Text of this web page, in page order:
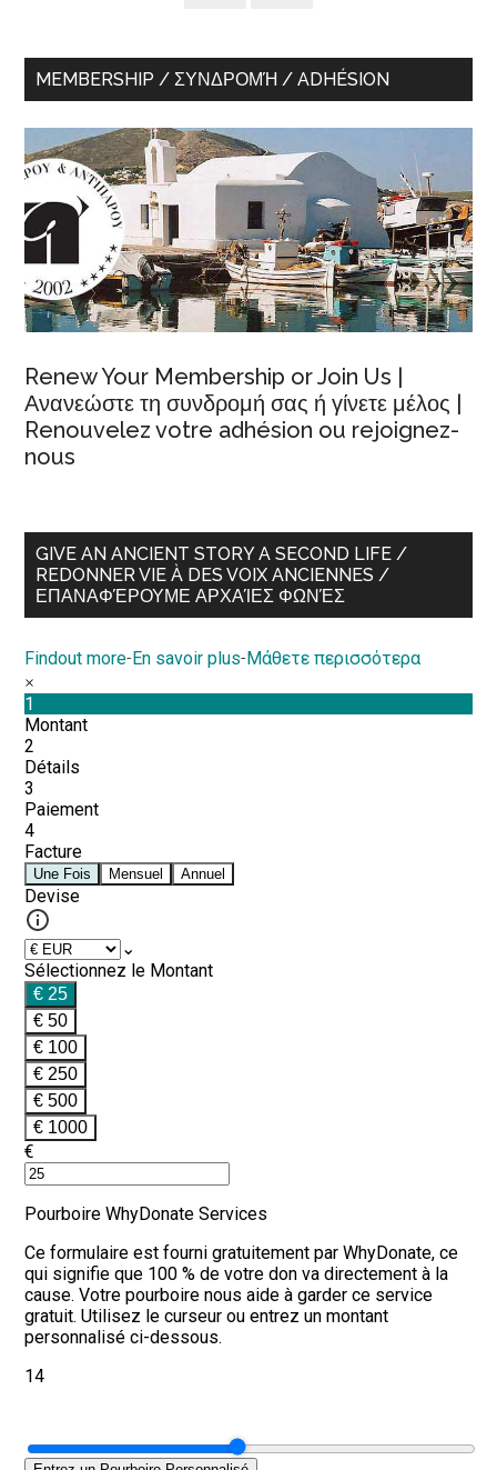
MEMBERSHIP / ΣΥΝΔΡΟΜΉ / ADHÉSION
Renew Your Membership or Join Us |
Ανανεώστε τη συνδρομή σας ή γίνετε μέλος |
Renouvelez votre adhésion ou rejoignez-
nous
GIVE AN ANCIENT STORY A SECOND LIFE /
REDONNER VIE À DES VOIX ANCIENNES /
ΕΠΑΝΑΦΈΡΟΥΜΕ ΑΡΧΑΊΕΣ ΦΩΝΈΣ
Findout more-En savoir plus-Μάθετε περισσότερα